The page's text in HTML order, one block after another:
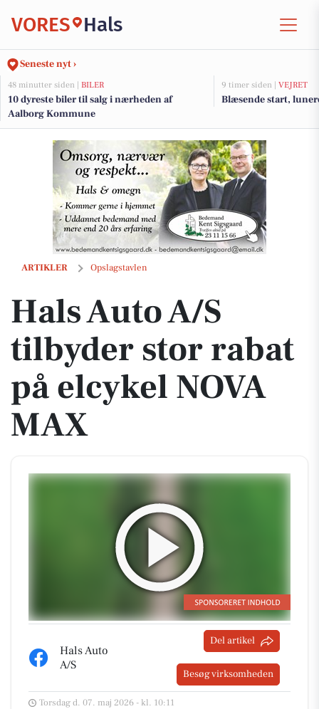
VORES Hals
Seneste nyt ›
48 minutter siden | BILER
10 dyreste biler til salg i nærheden af
Aalborg Kommune
9 timer siden | VEJRET
Blæsende start,
ARTIKLER Opslagstavlen
Hals Auto A/S tilbyder stor rabat på elcykel NOVA MAX
Hals Auto A/S
tilbyder stor rabat
på elcykel NOVA
MAX
Hals Auto
A/S
Del artikel
Besøg virksomheden
Torsdag d. 07. maj 2026 - kl. 10:11